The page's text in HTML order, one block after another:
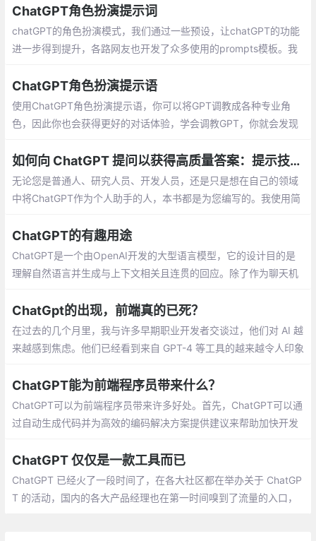
的任务，使复杂的事情变得简单。
ChatGPT角色扮演提示词
chatGPT的角色扮演模式，我们通过一些预设，让chatGPT的功能
进一步得到提升，各路网友也开发了众多使用的prompts模板。我
pt 控制台应显示的内容。
ChatGPT角色扮演提示语
使用ChatGPT角色扮演提示语，你可以将GPT调教成各种专业角
色，因此你也会获得更好的对话体验，学会调教GPT，你就会发现
位学习使用GPT…
如何向 ChatGPT 提问以获得高质量答案：提示技巧工程完全指南
无论您是普通人、研究人员、开发人员，还是只是想在自己的领域
中将ChatGPT作为个人助手的人，本书都是为您编写的。我使用简
和提示公式。通过本书，您将学习如何使用提示工程技术来控制Ch
atGPT的输出，并生成符合您特定需求的文本。
ChatGPT的有趣用途
ChatGPT是一个由OpenAI开发的大型语言模型，它的设计目的是
理解自然语言并生成与上下文相关且连贯的回应。除了作为聊天机
助、模拟对话和游戏等。
ChatGpt的出现，前端真的已死？
在过去的几个月里，我与许多早期职业开发者交谈过，他们对 AI 越
来越感到焦虑。他们已经看到来自 GPT-4 等工具的越来越令人印象
任何工作要做
ChatGPT能为前端程序员带来什么？
ChatGPT可以为前端程序员带来许多好处。首先，ChatGPT可以通
过自动生成代码并为高效的编码解决方案提供建议来帮助加快开发
程
ChatGPT 仅仅是一款工具而已
ChatGPT 已经火了一段时间了，在各大社区都在举办关于 ChatGP
T 的活动，国内的各大产品经理也在第一时间嗅到了流量的入口，